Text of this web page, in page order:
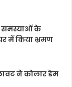
समस्याओं के
में किया भ्रमण
ने कोलार डेम